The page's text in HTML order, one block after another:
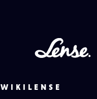
WIKILENSE